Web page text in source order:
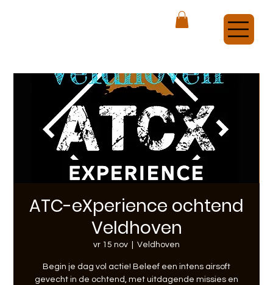
ATC-eXperience ochtend
Veldhoven
vr 15 nov Veldhoven
Begin je dag vol actie! Beleef een intens airsoft
gevecht in de ochtend, met uitdagende missies en